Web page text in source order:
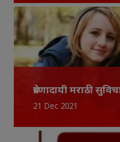
प्रेरणादायी मराठी
21 Dec 2021